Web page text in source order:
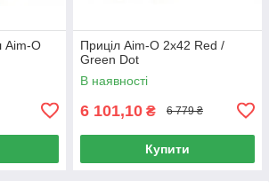
Aim-O
Приціл Aim-O 2x42 Red /
Green Dot
В наявності
6 101,10 ₴ 6 779 ₴
Купити